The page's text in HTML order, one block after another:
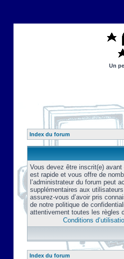
Un
Index du forum
Vous devez être inscrit(e) avant
est rapide et vous offre de
l’administrateur du forum peut
supplémentaires aux
assurez-vous d’avoir pris
de notre politique de
attentivement toutes les règles
Conditions
Index du forum